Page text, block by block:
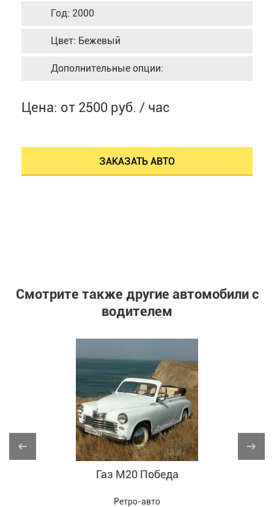
Год: 2000
Цвет: Бежевый
Дополнительные опции:
Цена: от 2500 руб. / час
ЗАКАЗАТЬ АВТО
Смотрите также другие автомобили с
водителем
Газ М20 Победа
Ретро-авто